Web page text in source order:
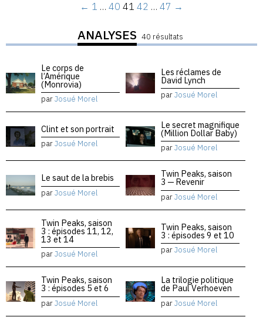
← 1 … 40 41 42 … 47 →
ANALYSES 40 résultats
Le corps de
l’Amérique
(Monrovia)
parJosué Morel
Les réclames de
David Lynch
parJosué Morel
Clint et son portrait
parJosué Morel
Le secret magnifique
(Million Dollar Baby)
parJosué Morel
Le saut de la brebis
parJosué Morel
Twin Peaks, saison
3 — Revenir
parJosué Morel
Twin Peaks, saison
3 : épisodes 11, 12,
13 et 14
parJosué Morel
Twin Peaks, saison
3 : épisodes 9 et 10
parJosué Morel
Twin Peaks, saison
3 : épisodes 5 et 6
parJosué Morel
La trilogie politique
de Paul Verhoeven
parJosué Morel